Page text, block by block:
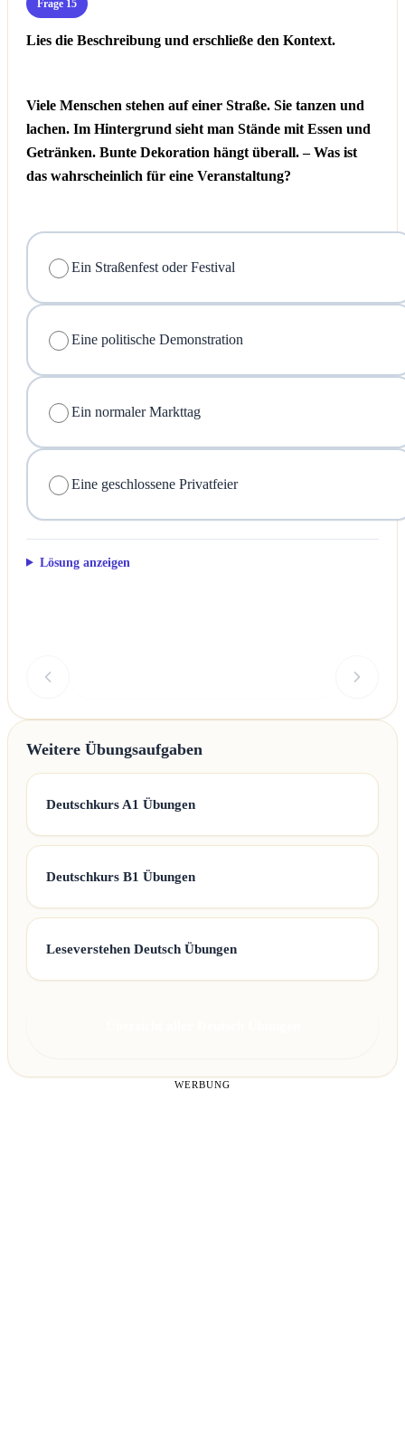
Frage 15
Lies die Beschreibung und erschließe den Kontext.
Viele Menschen stehen auf einer Straße. Sie tanzen und
lachen. Im Hintergrund sieht man Stände mit Essen und
Getränken. Bunte Dekoration hängt überall. – Was ist
das wahrscheinlich für eine Veranstaltung?
Ein Straßenfest oder Festival
Eine politische Demonstration
Ein normaler Markttag
Eine geschlossene Privatfeier
Lösung anzeigen
Weitere Übungsaufgaben
Deutschkurs A1 Übungen
Deutschkurs B1 Übungen
Leseverstehen Deutsch Übungen
WERBUNG